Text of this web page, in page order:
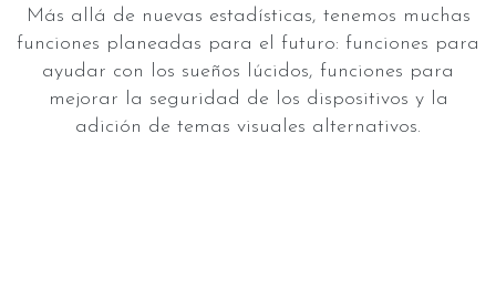
Más allá de nuevas estadísticas, tenemos muchas
funciones planeadas para el futuro: funciones para
ayudar con los sueños lúcidos, funciones para
mejorar la seguridad de los dispositivos y la
adición de temas visuales alternativos.